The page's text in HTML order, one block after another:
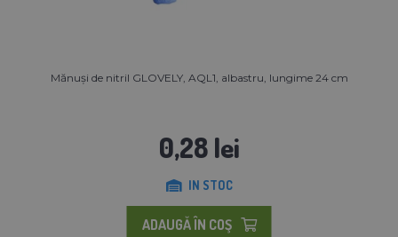
Mănuși de nitril GLOVELY, AQL1, albastru, lungime 24 cm
0,28 lei
IN STOC
ADAUGĂ ÎN COŞ